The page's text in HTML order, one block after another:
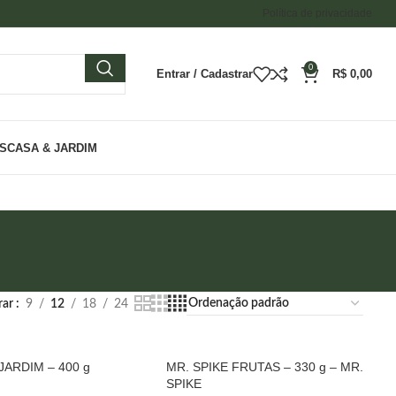
Entrar / Cadastrar 0 R$ 0,00
CASA & JARDIM
9 12 18 24
– 400 g
MR. SPIKE FRUTAS – 330 g – MR.
SPIKE